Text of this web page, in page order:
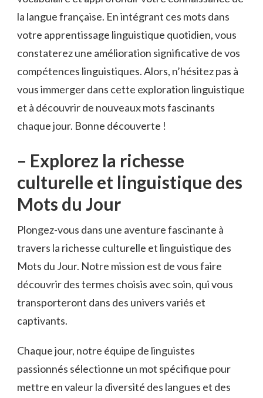
la langue française. En intégrant ces mots ‌dans
votre ​apprentissage linguistique quotidien, vous
⁢constaterez une amélioration significative de vos
compétences ⁤linguistiques.⁤ Alors, n’hésitez pas à
vous immerger dans cette exploration linguistique
et à découvrir de‌ nouveaux mots fascinants
chaque jour. Bonne ​découverte !
– Explorez​ la richesse
culturelle ‍et linguistique des
Mots du Jour
Plongez-vous‍ dans une aventure fascinante à
⁤travers la richesse‍ culturelle et linguistique des
Mots du⁣ Jour. Notre mission ​est de vous faire
découvrir des termes choisis⁤ avec soin, qui vous⁢
transporteront dans des⁤ univers‌ variés et
captivants.
Chaque jour, notre équipe ‍de linguistes‌
passionnés sélectionne un mot spécifique pour
mettre en ⁢valeur la ‌diversité des langues et des⁢